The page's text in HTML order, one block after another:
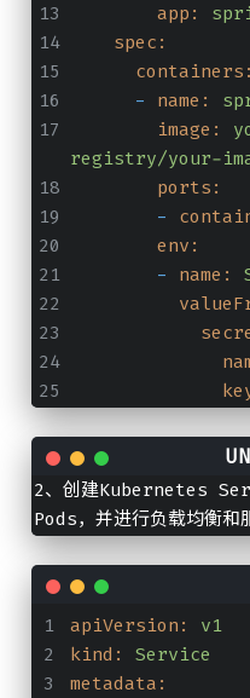
app:
spec:
containers:
- name:
image:
registry/your-
ports:
-
env:
- name:
2、创建Kubernetes
Pods，并进行负载均衡和
apiVersion:
v1
kind:
Service
metadata: